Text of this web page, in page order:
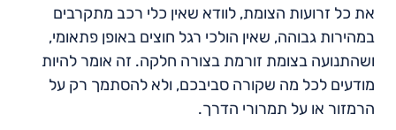
את כל זרועות הצומת, לוודא שאין כלי רכב מתקרבים
במהירות גבוהה, שאין הולכי רגל חוצים באופן פתאומי,
ושהתנועה בצומת זורמת בצורה חלקה. זה אומר להיות
מודעים לכל מה שקורה סביבכם, ולא להסתמך רק על
הרמזור או על תמרורי הדרך.